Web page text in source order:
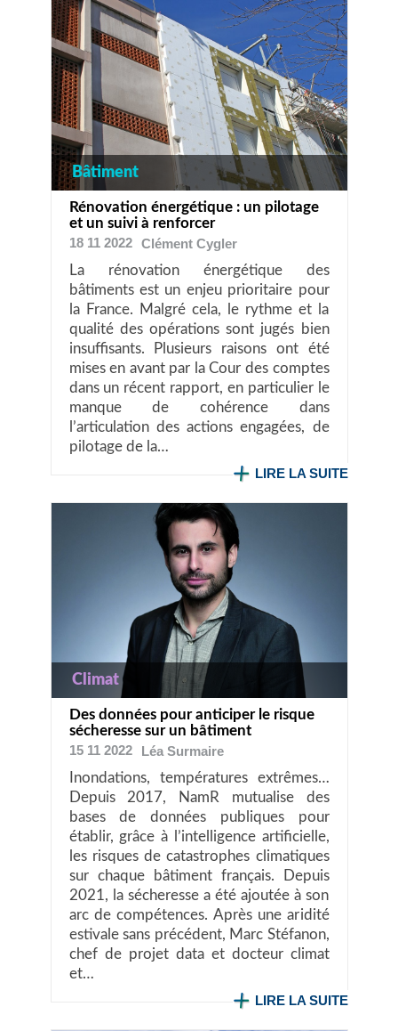
Bâtiment
Rénovation énergétique : un pilotage
et un suivi à renforcer
18 11 2022
Clément Cygler
La rénovation énergétique des
bâtiments est un enjeu prioritaire pour
la France. Malgré cela, le rythme et la
qualité des opérations sont jugés bien
insuffisants. Plusieurs raisons ont été
mises en avant par la Cour des comptes
dans un récent rapport, en particulier le
manque de cohérence dans
l’articulation des actions engagées, de
pilotage de la…
LIRE LA SUITE
Climat
Des données pour anticiper le risque
sécheresse sur un bâtiment
15 11 2022
Léa Surmaire
Inondations, températures extrêmes…
Depuis 2017, NamR mutualise des
bases de données publiques pour
établir, grâce à l’intelligence artificielle,
les risques de catastrophes climatiques
sur chaque bâtiment français. Depuis
2021, la sécheresse a été ajoutée à son
arc de compétences. Après une aridité
estivale sans précédent, Marc Stéfanon,
chef de projet data et docteur climat
et…
LIRE LA SUITE